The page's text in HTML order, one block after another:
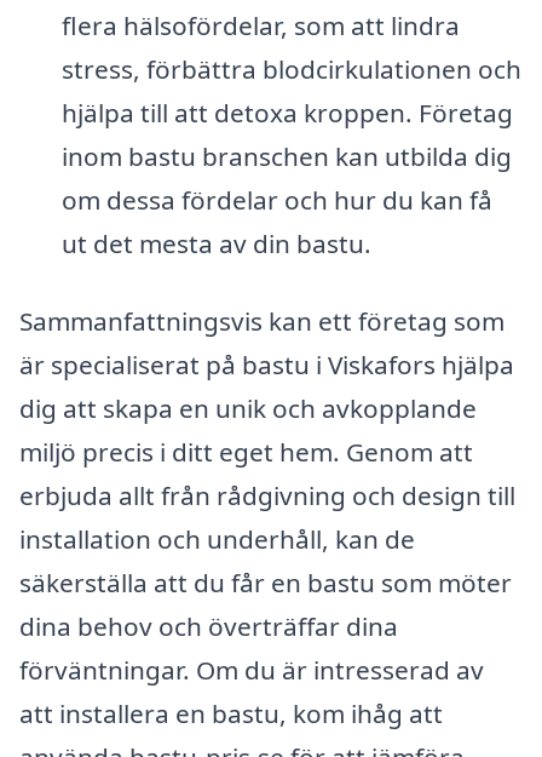
flera hälsofördelar, som att lindra
stress, förbättra blodcirkulationen och
hjälpa till att detoxa kroppen. Företag
inom bastu branschen kan utbilda dig
om dessa fördelar och hur du kan få
ut det mesta av din bastu.
Sammanfattningsvis kan ett företag som
är specialiserat på bastu i Viskafors hjälpa
dig att skapa en unik och avkopplande
miljö precis i ditt eget hem. Genom att
erbjuda allt från rådgivning och design till
installation och underhåll, kan de
säkerställa att du får en bastu som möter
dina behov och överträffar dina
förväntningar. Om du är intresserad av
att installera en bastu, kom ihåg att